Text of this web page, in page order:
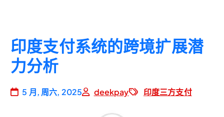
印度支付系统的跨境扩展潜
力分析
5 月, 周六, 2025 deekpay 印度三方支付